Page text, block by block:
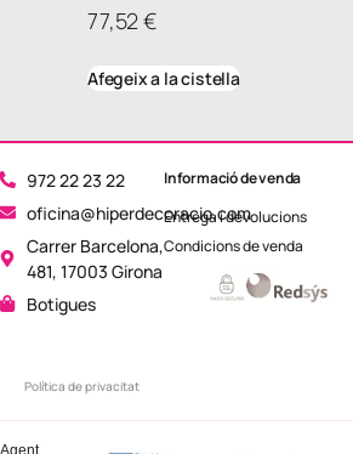
77,52€
Afegeix a la cistella
972 22 23 22
oficina@hiperdecoracio.com
Carrer Barcelona,
481, 17003 Girona
Botigues
Política de privacitat
Informació de venda
Entrega i devolucions
Condicions de venda
Agent